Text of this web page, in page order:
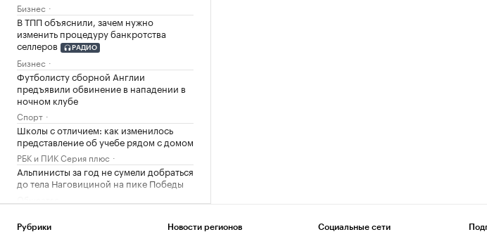
Бизнес
В ТПП объяснили, зачем нужно
изменить процедуру банкротства
селлеров
РАДИО
Бизнес
Футболисту сборной Англии
предъявили обвинение в нападении в
ночном клубе
Спорт
Школы с отличием: как изменилось
представление об учебе рядом с домом
РБК и ПИК Серия плюс
Альпинисты за год не сумели добраться
до тела Наговициной на пике Победы
понять, чем хочется заниматься
Рубрики Новости регионов Социальные сети